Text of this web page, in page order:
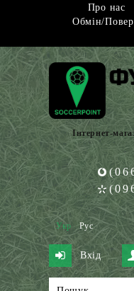
Про нас
Обмін/
Інтернет-
Укр Рус
Вхід